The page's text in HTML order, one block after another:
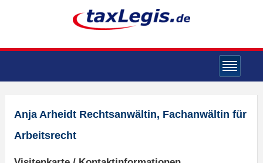
Anja Arheidt Rechtsanwältin, Fachanwältin für
Arbeitsrecht